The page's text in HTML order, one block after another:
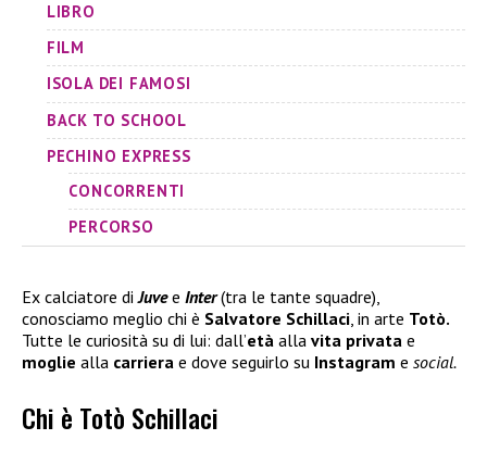
LIBRO
FILM
ISOLA DEI FAMOSI
BACK TO SCHOOL
PECHINO EXPRESS
CONCORRENTI
PERCORSO
Ex calciatore diJuvee Inter(tra le tante squadre),
conosciamo meglio chi è Salvatore Schillaci, in arte Totò.
Tutte le curiosità su di lui: dall’età alla vita privata e
moglie alla carriera e dove seguirlo su Instagram e social.
Chi è Totò Schillaci